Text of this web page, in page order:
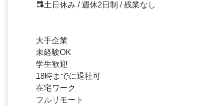
土日休み / 週休2日制 / 残業なし
大手企業
未経験OK
学生歓迎
18時までに退社可
在宅ワーク
フルリモート